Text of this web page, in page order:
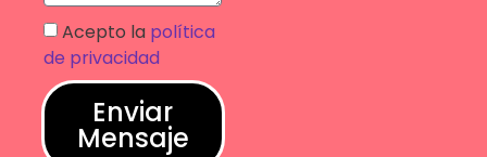
Acepto la política
de privacidad
Enviar
Mensaje